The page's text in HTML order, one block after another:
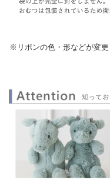
※リボンの色・形などが変